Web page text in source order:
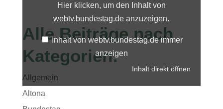
webtv.bundestag.deHier klicken, um den Inhalt von
webtv.bundestag.de anzuzeigen.
Inhalt von webtv.bundestag.de immer
anzeigen
Inhalt direkt öffnen
Alle Beiträge nach
Kategorien:
Allgemein
Altona